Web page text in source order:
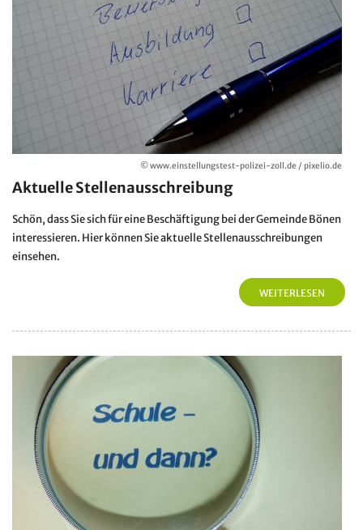
© www.einstellungstest-polizei-zoll.de / pixelio.de
Aktuelle Stellenausschreibung
Schön, dass Sie sich für eine Beschäftigung bei der Gemeinde Bönen
interessieren. Hier können Sie aktuelle Stellenausschreibungen
einsehen.
WEITERLESEN